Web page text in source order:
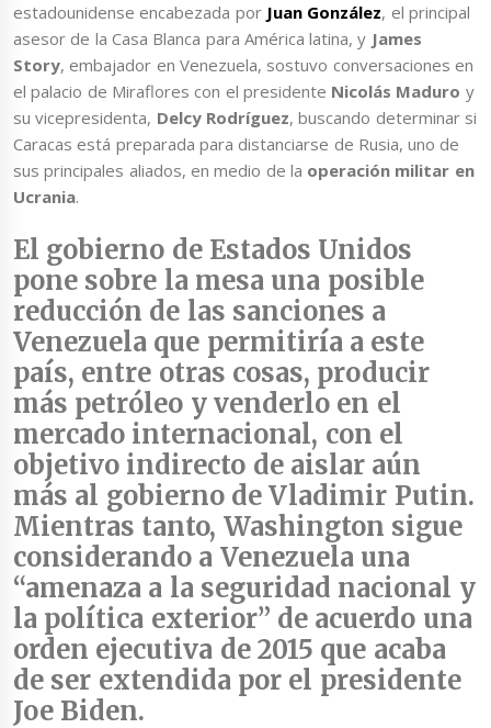
estadounidense encabezada por Juan González, el principal
asesor de la Casa Blanca para América latina, y James
Story, embajador en Venezuela, sostuvo conversaciones en
el palacio de Miraflores con el presidente Nicolás Maduro y
su vicepresidenta, Delcy Rodríguez, buscando determinar si
Caracas está preparada para distanciarse de Rusia, uno de
sus principales aliados, en medio de la operación militar en
Ucrania.
El gobierno de Estados Unidos
pone sobre la mesa una posible
reducción de las sanciones a
Venezuela que permitiría a este
país, entre otras cosas, producir
más petróleo y venderlo en el
mercado internacional, con el
objetivo indirecto de aislar aún
más al gobierno de Vladimir Putin.
Mientras tanto, Washington sigue
considerando a Venezuela una
“amenaza a la seguridad nacional y
la política exterior” de acuerdo una
orden ejecutiva de 2015 que acaba
de ser extendida por el presidente
Joe Biden.